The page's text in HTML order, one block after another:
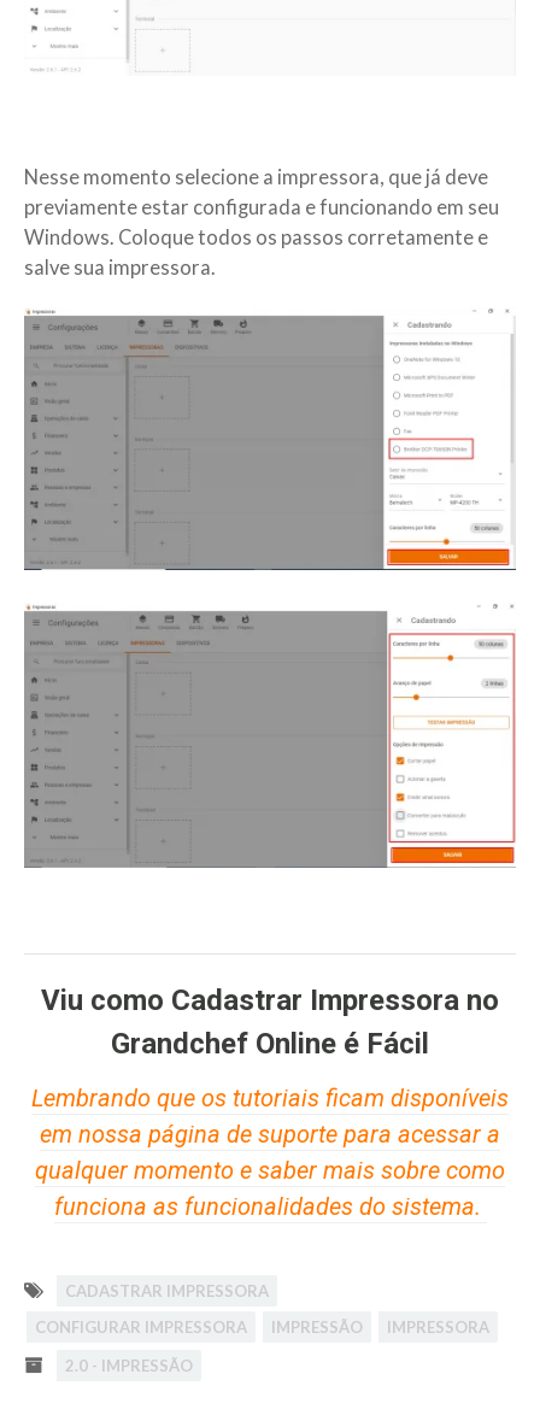
Nesse momento selecione a impressora, que já deve
previamente estar configurada e funcionando em seu
Windows. Coloque todos os passos corretamente e
salve sua impressora.
Viu como Cadastrar Impressora no
Grandchef Online é Fácil
Lembrando que os tutoriais ficam disponíveis
em nossa página de suporte para acessar a
qualquer momento e saber mais sobre como
funciona as funcionalidades do sistema.
CADASTRAR IMPRESSORA
CONFIGURAR IMPRESSORA
IMPRESSÃO
IMPRESSORA
2.0 - IMPRESSÃO